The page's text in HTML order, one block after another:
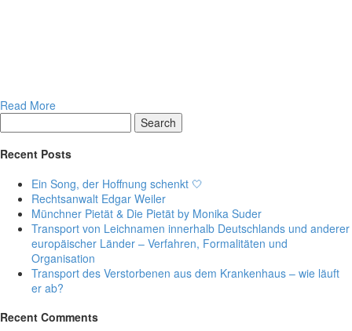
Read More
Search
Recent Posts
Ein Song, der Hoffnung schenkt 🤍
Rechtsanwalt Edgar Weiler
Münchner Pietät & Die Pietät by Monika Suder
Transport von Leichnamen innerhalb Deutschlands und anderer
europäischer Länder – Verfahren, Formalitäten und
Organisation
Transport des Verstorbenen aus dem Krankenhaus – wie läuft
er ab?
Recent Comments